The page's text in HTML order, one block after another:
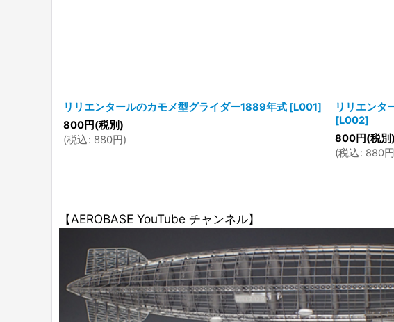
リリエンタールのカモメ型グライダー1889年式 [L001]
800円(税別)
(税込: 880円)
リリエンタ
[L002]
800円(税別)
(税込: 880円
【AEROBASE YouTube チャンネル】